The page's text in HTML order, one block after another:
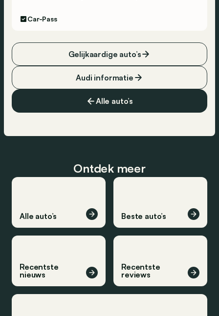
Car-Pass
Alle auto’s
Audi informatie
Gelijkaardige auto’s
Ontdek meer
Alle auto’s Beste auto’s
Recentste
nieuws
Recentste
reviews